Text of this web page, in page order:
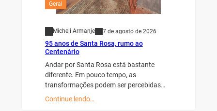
Geral
Micheli Armanje 7 de agosto de 2026
95 anos de Santa Rosa, rumo ao
Centenário
Andar por Santa Rosa está bastante
diferente. Em pouco tempo, as
transformações podem ser percebidas…
Continue lendo…